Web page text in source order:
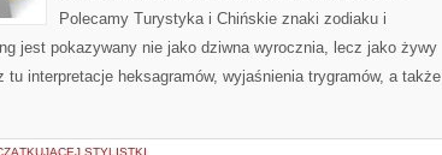
Polecamy Turystyka i Chińskie znaki zodiaku i
jest pokazywany nie jako dziwna wyrocznia, lecz jako żywy
interpretacje heksagramów, wyjaśnienia trygramów, a także
STYLISTKI